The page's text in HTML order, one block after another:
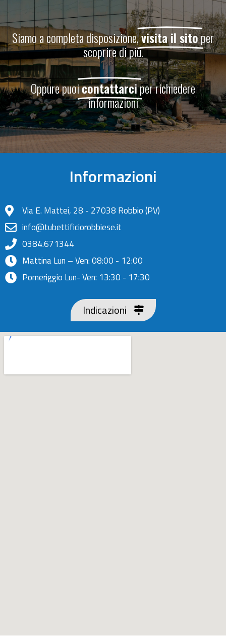
Siamo a completa disposizione,visita il sitoper
scoprire di più.
Oppure puoicontattarciper richiedere
informazioni
Informazioni
Via E. Mattei, 28 - 27038 Robbio (PV)
info@tubettificiorobbiese.it
0384.671344
Mattina Lun – Ven: 08:00 - 12:00
Pomeriggio Lun- Ven: 13:30 - 17:30
Indicazioni